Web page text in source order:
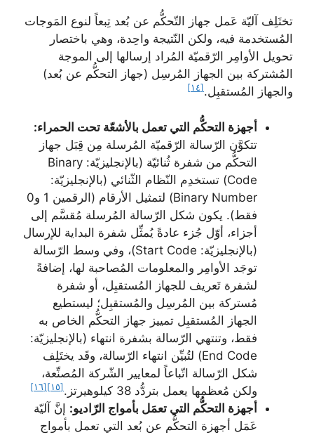
تختَلِف آليّة عَمل جهاز التّحكُّم عن بُعد تِبعاً لنوع المَوجات
المُستخدمة فيه، ولكن النّتيجة واحِدة، وهي باختصار
تحويل الأوامِر الرّقميّة المُراد إرسالها إلى الموجة
المُشتركة بين الجهاز المُرسِل (جهاز التحكُّم عن بُعد)
والجهاز المُستقبِل. [١٤]
أجهزة التحكُّم التي تعمل بالأشعّة تحت الحمراء:
تتكوَّن الرّسالة الرّقميّة المُرسلة مِن قِبَل جهاز
التحكُّم من شفرة ثُنائيّة (بالإنجليزيّة: Binary
Code) تستخدِم النّظام الثّنائي (بالإنجليزيّة:
Binary Number) لتمثيل الأرقام (الرقمين 1 و0
فقط). يكون شكل الرّسالة المُرسلة مُقسَّم إلى
أجزاء، أوّل جُزء عادةً يُمثِّل شفرة البداية للإرسال
(بالإنجليزيّة: Start Code)، وفي وسط الرّسالة
توجَد الأوامِر والمعلومات المُصاحبة لها، إضافةً
لشفرة تَعريف للجهاز المُستقبِل، أو شفرة
مُستركة بين المُرسِل والمُستقبِل؛ ليستطيع
الجهاز المُستقبِل تمييز جهاز التحكُّم الخاص به
فقط، وتنتهي الرّسالة بشفرة انتهاء (بالإنجليزيّة:
End Code) لتُبيِّن انتهاء الرّسالة، وقَد يختَلِف
شكل الرّسالة اتّباعاً لمعايير الشّركة المُصنِّعة،
ولكن مُعظمها يعمل بتردُّد 38 كيلوهيرتز.
[١٥] [١٦]
أجهزة التحكُّم التي تعمَل بأمواج الرّاديو: إنَّ آليّة
عَمَل أجهزة التحكُّم عن بُعد التي تعمل بأمواج